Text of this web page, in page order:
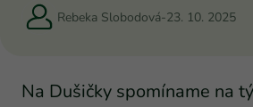
Rebeka Slobodová-23. 10. 2025
Na Dušičky spomíname na